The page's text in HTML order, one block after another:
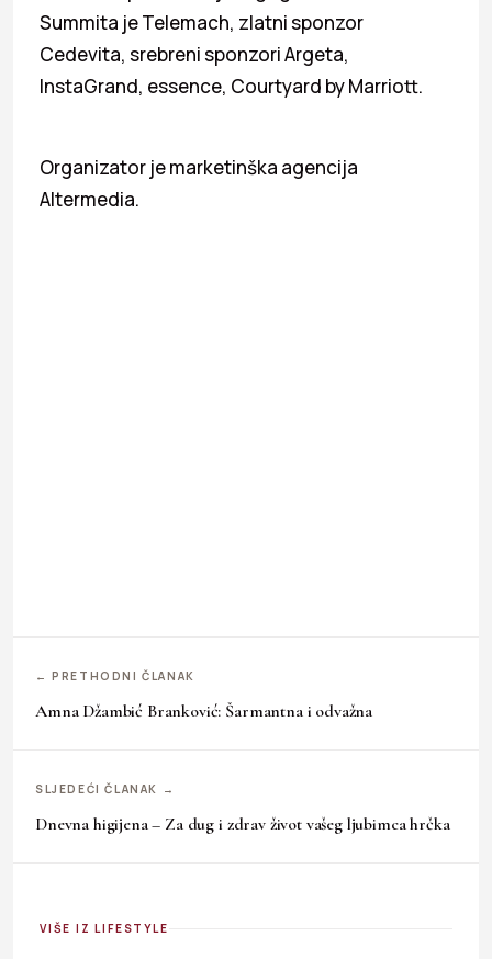
Summita je Telemach, zlatni sponzor
Cedevita, srebreni sponzori Argeta,
InstaGrand, essence, Courtyard by Marriott.
Organizator je marketinška agencija
Altermedia.
← PRETHODNI ČLANAK
Amna Džambić Branković: Šarmantna i odvažna
SLJEDEĆI ČLANAK →
Dnevna higijena – Za dug i zdrav život vašeg ljubimca hrčka
VIŠE IZ LIFESTYLE